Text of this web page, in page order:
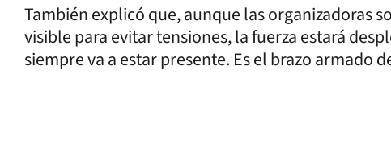
También explicó que, aunque las organizadoras
visible para evitar tensiones, la fuerza estará
siempre va a estar presente. Es el brazo armado